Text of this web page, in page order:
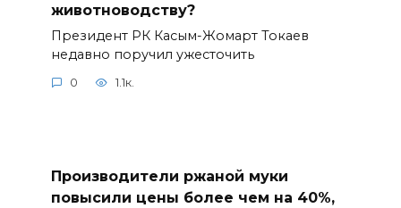
животноводству?
Президент РК Касым-Жомарт Токаев
недавно поручил ужесточить
0 1.1к.
Производители ржаной муки
повысили цены более чем на 40%,